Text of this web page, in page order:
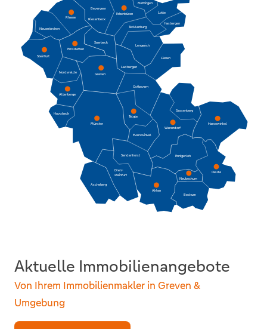
Lienen
Ladbergen
Telgte
Everswinkel
Ostbevern
Dren-
steinfurt
Sendenhorst
Harsewinkel
Sassenberg
Warendorf
Neubeckum
Ahlen
Ennigerloh
Oelde
Beckum
Greven
Emsdetten
Saerbeck
Ibbenbüren
Mettingen
Lotte
Hasbergen
Tecklenburg
Lengerich
Bevergern
Riesenbeck
Steinfurt
Nordwalde
Altenberge
Rheine
Neuenkirchen
Havixbeck
Ascheberg
Münster
Aktuelle Immobilienangebote
Von Ihrem Immobilienmakler in Greven &
Umgebung